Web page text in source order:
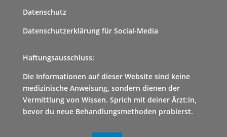
Datenschutz
Datenschutzerklärung für Social-Media
Haftungsausschluss:
Die Informationen auf dieser Website sind keine
medizinische Anweisung, sondern dienen der
Vermittlung von Wissen. Sprich mit deiner Ärzt:in,
bevor du neue Behandlungsmethoden probierst.